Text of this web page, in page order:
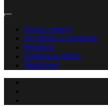
Servis a opravy
Ozvučenie a osvetlenie
Prenájom
Nahrávacie štúdio
ŠkolaNové